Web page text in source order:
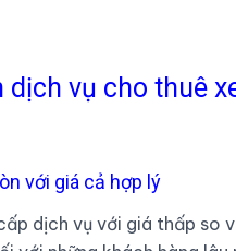
dịch vụ cho thuê
với giá cả hợp lý
dịch vụ với giá thấp so